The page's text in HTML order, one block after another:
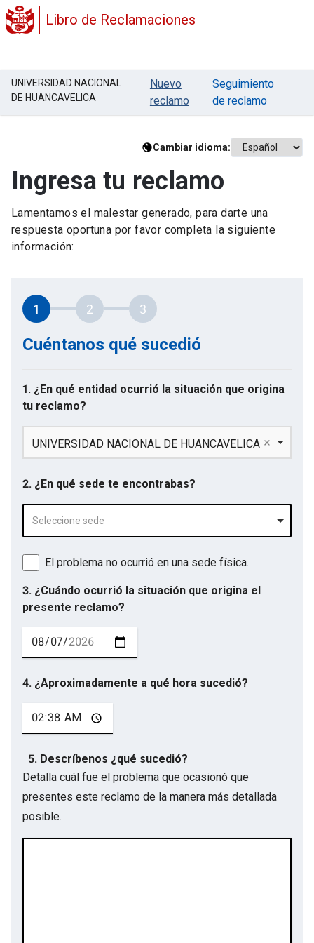
Libro de Reclamaciones
UNIVERSIDAD NACIONAL
DE HUANCAVELICA
Nuevo
reclamo
Seguimiento
de reclamo
Cambiar idioma:
Ingresa tu reclamo
Lamentamos el malestar generado, para darte una
respuesta oportuna por favor completa la siguiente
información:
1 2 3
Cuéntanos qué sucedió
1. ¿En qué entidad ocurrió la situación que origina
tu reclamo?
UNIVERSIDAD NACIONAL DE HUANCAVELICA
2. ¿En qué sede te encontrabas?
Seleccione sede
El problema no ocurrió en una sede física.
3. ¿Cuándo ocurrió la situación que origina el
presente reclamo?
4. ¿Aproximadamente a qué hora sucedió?
5. Descríbenos ¿qué sucedió?
Detalla cuál fue el problema que ocasionó que
presentes este reclamo de la manera más detallada
posible.